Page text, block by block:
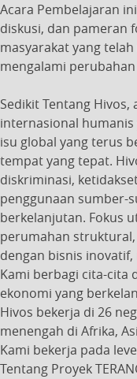
Acara Pembelajaran
diskusi, dan pameran
masyarakat yang
mengalami
Sedikit Tentang
internasional
isu global yang terus
tempat yang tepat.
diskriminasi,
penggunaan sumber-
berkelanjutan. Fokus
perumahan
dengan bisnis
Kami berbagi cita-cita
ekonomi yang
Hivos bekerja di 26
menengah di Afrika,
Kami bekerja pada
Tentang Proyek